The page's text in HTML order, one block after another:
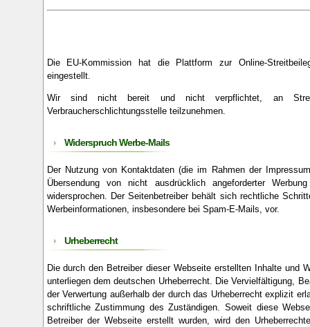
Die EU-Kommission hat die Plattform zur Online-
eingestellt.
Wir sind nicht bereit und nicht verpflichtet, an
Verbraucherschlichtungsstelle teilzunehmen.
Widerspruch Werbe-Mails
Der Nutzung von Kontaktdaten (die im Rahmen der
Übersendung von nicht ausdrücklich angeforderter
widersprochen. Der Seitenbetreiber behält sich rechtliche
Werbeinformationen, insbesondere bei Spam-E-Mails, vor.
Urheberrecht
Die durch den Betreiber dieser Webseite erstellten Inhalte und
unterliegen dem deutschen Urheberrecht. Die Vervielfältigung,
der Verwertung außerhalb der durch das Urheberrecht explizit
schriftliche Zustimmung des Zuständigen. Soweit diese
Betreiber der Webseite erstellt wurden, wird den